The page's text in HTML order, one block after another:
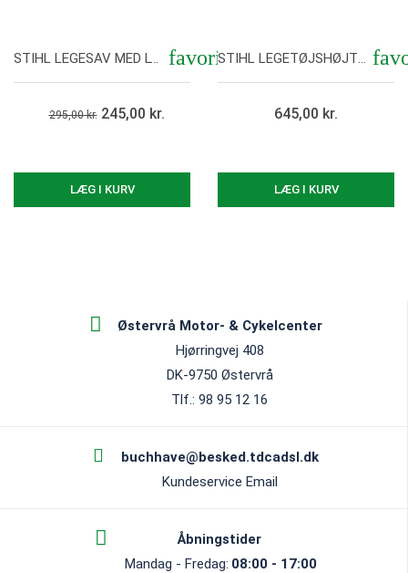
STIHL LEGESAV MED LYD
295,00 kr. 245,00 kr.
LÆG I KURV
favorite STIHL LEGETØJSHØJTRYKSRENSER
645,00 kr.
LÆG I KURV
Østervrå Motor- & Cykelcenter
Hjørringvej 408
DK-9750 Østervrå
Tlf.: 98 95 12 16
buchhave@besked.tdcadsl.dk
Kundeservice Email
Åbningstider
Mandag - Fredag: 08:00 - 17:00